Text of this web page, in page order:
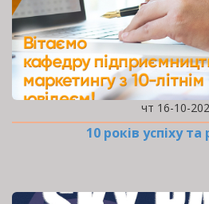
чт 16-10-
10 років успіху